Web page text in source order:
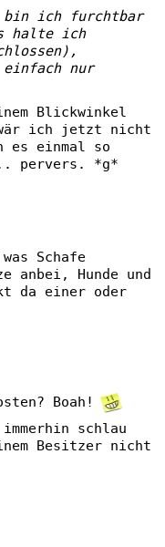
bin ich furchtbar
halte ich
nur
Blickwinkel
ich jetzt nicht
es einmal so
pervers. *g*
Schafe
anbei, Hunde und
da einer oder
Boah!
schlau
Besitzer nicht